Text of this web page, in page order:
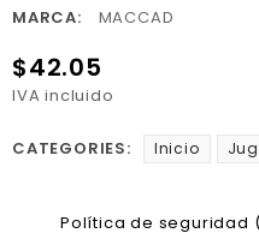
MARCA:
MACCAD
$42.05
IVA incluido
CATEGORIES: Inicio
Política de seguridad